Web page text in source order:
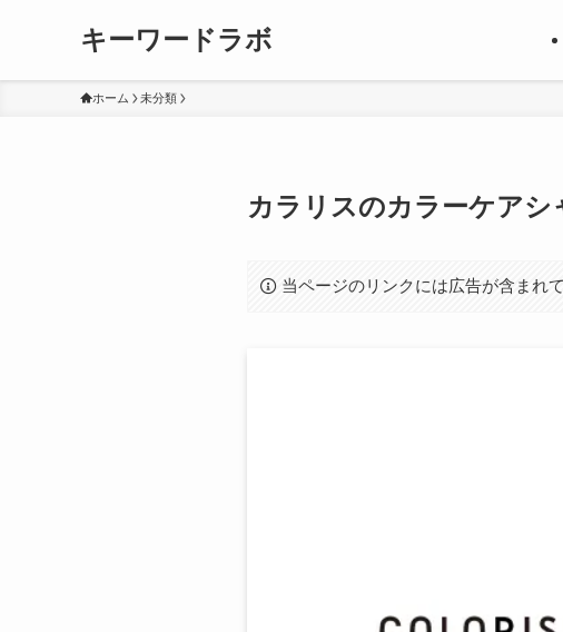
キーワードラボ
ホーム 未分類
カラリスのカラーケア
当ページのリンクには広告が含まれて